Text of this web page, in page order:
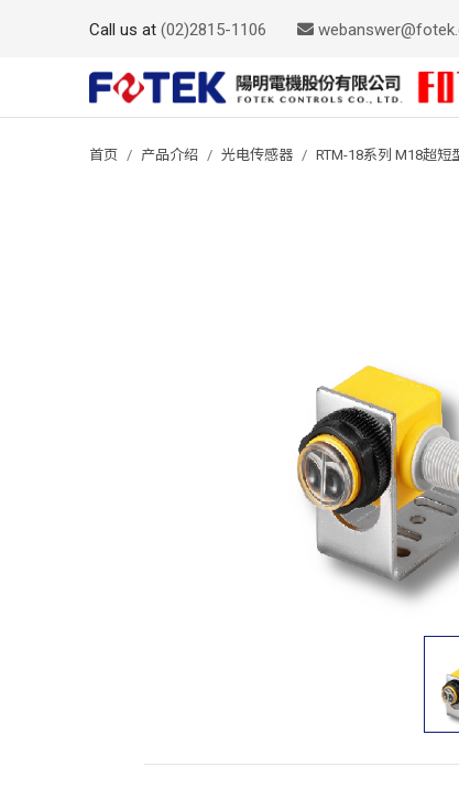
Call us at (02)2815-1106
首页 产品介绍 光电传感器 RTM-18系列 M18超短